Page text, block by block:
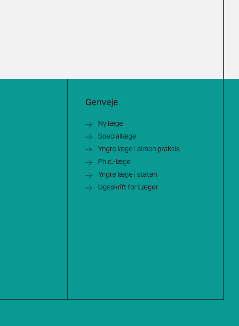
Genveje
Ny læge
Speciallæge
Yngre læge i almen praksis
Ph.d.-læge
Yngre læge i staten
Ugeskrift for Læger